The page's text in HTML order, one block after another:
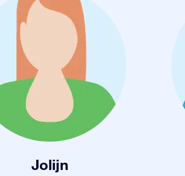
Jolijn